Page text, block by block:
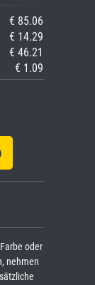
€ 85.06
€ 14.29
€ 46.21
€ 1.09
oder
nehmen